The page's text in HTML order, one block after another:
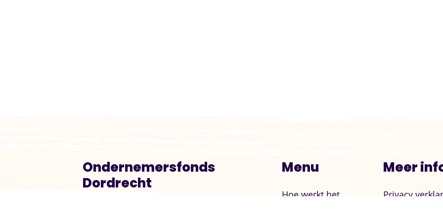
Ondernemersfonds
Dordrecht
Menu
Hoe werkt het
Meer
Privacy